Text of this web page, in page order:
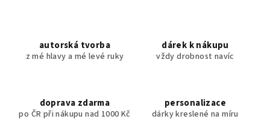
autorská tvorba
z mé hlavy a mé levé ruky
dárek k nákupu
vždy drobnost navíc
doprava zdarma
po ČR při nákupu nad 1000 Kč
personalizace
dárky kreslené na míru